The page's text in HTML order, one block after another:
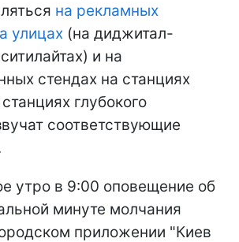
на рекламных
улицах (на диджитал-
и на
стендах на станциях
глубокого
соответствующие
утро в 9:00 оповещение об
минуте молчания
приложении "Киев